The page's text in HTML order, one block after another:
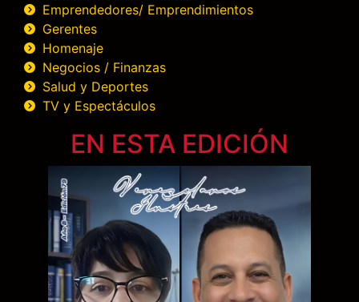
Emprendedores/ Emprendimientos
Gerentes
Homenaje
Negocios / Finanzas
Salud y Deportes
TV y Espectáculos
EN ESTA EDICIÓN